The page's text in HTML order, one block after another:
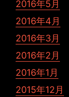
2016年5月
2016年4月
2016年3月
2016年2月
2016年1月
2015年12月